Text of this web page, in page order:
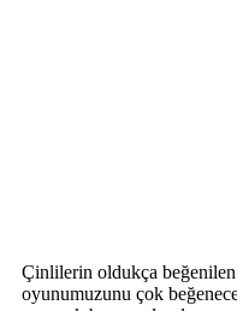
Çinlilerin oldukça
oyunumuzunu çok